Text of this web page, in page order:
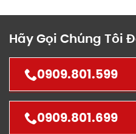
Hãy Gọi Chúng Tôi
0909.801.599
0909.801.699